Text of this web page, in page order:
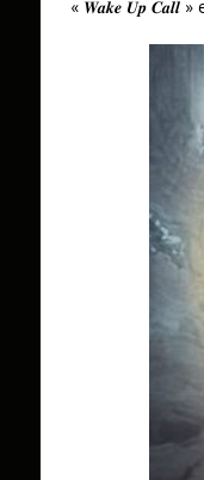
« 𝑾𝒂𝒌𝒆 𝑼𝒑 𝑪𝒂𝒍𝒍